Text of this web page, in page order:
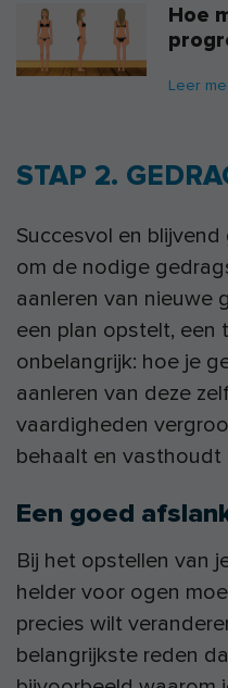
Hoe
Leer
STAP 2.
Succesvol en
om de nodige
aanleren van nieuwe
een plan opstelt, een
onbelangrijk: hoe je
aanleren van deze
vaardigheden
behaalt en vasthoudt
Een goed
Bij het opstellen van
helder voor ogen
precies wilt
belangrijkste reden